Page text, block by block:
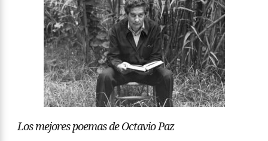
Los mejores poemas de Octavio Paz